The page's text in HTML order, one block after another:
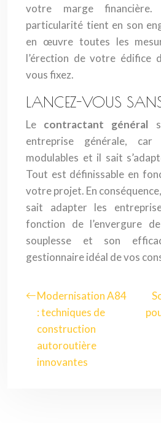
votre marge
particularité tient en son
en œuvre toutes les
l’érection de votre édifice
vous fixez.
LANCEZ-VOUS SANS
Le contractant général
entreprise générale,
modulables et il sait
Tout est définissable en
votre projet. En
sait adapter les
fonction de l’envergure
souplesse et son
gestionnaire idéal de vos
Modernisation A84
: techniques de
construction
autoroutière
innovantes